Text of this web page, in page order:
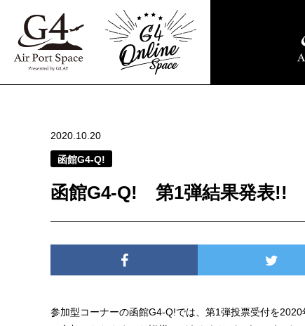
2020.10.20
函館G4-Q!
函館G4-Q! 第1弾結果発表!!
参加型コーナーの函館G4-Q!では、第1弾投票受付を